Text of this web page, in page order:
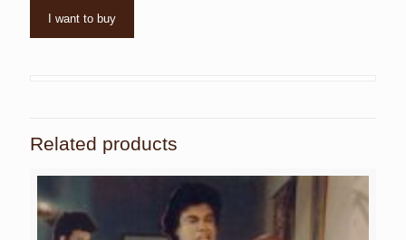
I want to buy
Related products